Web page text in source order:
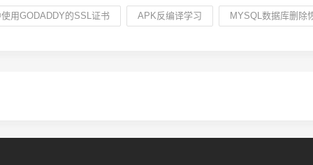
用GODADDY的SSL证书 APK反编译学习 MYSQL数据库删除